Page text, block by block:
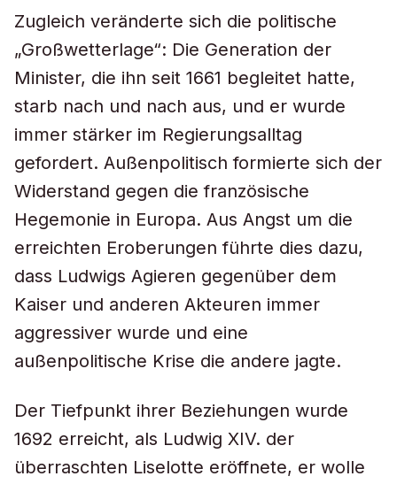
Zugleich veränderte sich die politische
„Großwetterlage“: Die Generation der
Minister, die ihn seit 1661 begleitet hatte,
starb nach und nach aus, und er wurde
immer stärker im Regierungsalltag
gefordert. Außenpolitisch formierte sich der
Widerstand gegen die französische
Hegemonie in Europa. Aus Angst um die
erreichten Eroberungen führte dies dazu,
dass Ludwigs Agieren gegenüber dem
Kaiser und anderen Akteuren immer
aggressiver wurde und eine
außenpolitische Krise die andere jagte.
Der Tiefpunkt ihrer Beziehungen wurde
1692 erreicht, als Ludwig XIV. der
überraschten Liselotte eröffnete, er wolle